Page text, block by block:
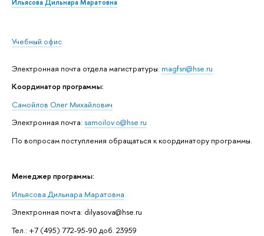
Ильясова Дильнара Маратовна
Учебный офис
Электронная почта отдела магистратуры: magfsn@hse.ru
Координатор программы:
Самойлов Олег Михайлович
Электронная почта: samoilov.o@hse.ru
По вопросам поступления обращаться к координатору программы.
Менеджер программы:
Ильясова Дильнара Маратовна
Электронная почта: dilyasova@hse.ru
Тел.: +7 (495) 772-95-90 доб. 23959